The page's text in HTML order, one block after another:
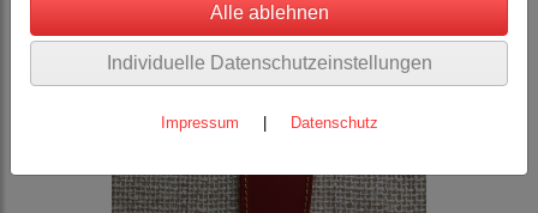
Individuelle Datenschutzeinstellungen
Impressum Datenschutz